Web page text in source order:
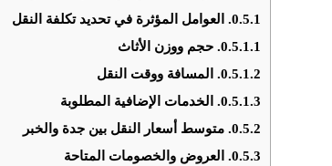
0.5.1.
العوامل المؤثرة في تحديد تكلفة النقل
0.5.1.1. حجم ووزن الأثاث
0.5.1.2.
المسافة ووقت النقل
0.5.1.3.
الخدمات الإضافية المطلوبة
0.5.2. متوسط أسعار النقل بين جدة والخبر
0.5.3.
العروض والخصومات المتاحة